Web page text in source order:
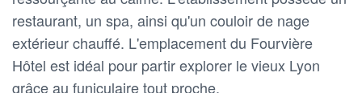
restaurant, un spa, ainsi qu'un couloir de nage
extérieur chauffé. L'emplacement du Fourvière
Hôtel est idéal pour partir explorer le vieux Lyon
grâce au funiculaire tout proche.